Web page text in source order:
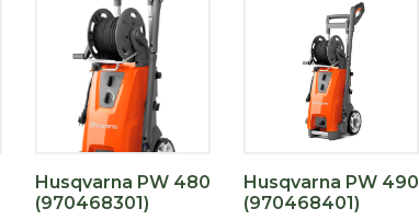
Husqvarna PW 480
(970468301)
Husqvarna PW 490
(970468401)